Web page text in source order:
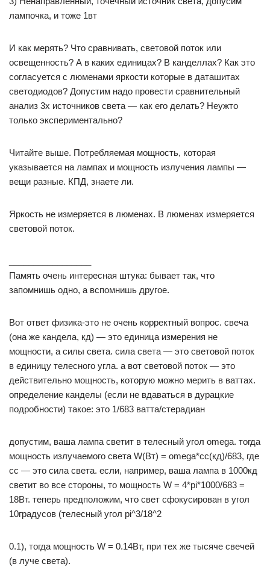
лампочка, и тоже 1вт
И как мерять? Что сравнивать, световой поток или
освещенность? А в каких единицах? В канделлах? Как это
согласуется с люменами яркости которые в даташитах
светодиодов? Допустим надо провести сравнительный
анализ 3х источников света — как его делать? Неужто
только экспериментально?
Читайте выше. Потребляемая мощность, которая
указывается на лампах и мощность излучения лампы —
вещи разные. КПД, знаете ли.
Яркость не измеряется в люменах. В люменах измеряется
световой поток.
Память очень интересная штука: бывает так, что
запомнишь одно, а вспомнишь другое.
Вот ответ физика-это не очень корректный вопрос. свеча
(она же кандела, кд) — это единица измерения не
мощности, а силы света. сила света — это световой поток
в единицу телесного угла. а вот световой поток — это
действительно мощность, которую можно мерить в ваттах.
определение канделы (если не вдаваться в дурацкие
подробности) такое: это 1/683 ватта/стерадиан
допустим, ваша лампа светит в телесный угол omega. тогда
мощность излучаемого света W(Вт) = omega*сс(кд)/683, где
сс — это сила света. если, например, ваша лампа в 1000кд
светит во все стороны, то мощность W = 4*pi*1000/683 =
18Вт. теперь предположим, что свет сфокусирован в угол
10градусов (телесный угол pi^3/18^2
0.1), тогда мощность W = 0.14Вт, при тех же тысяче свечей
(в луче света).